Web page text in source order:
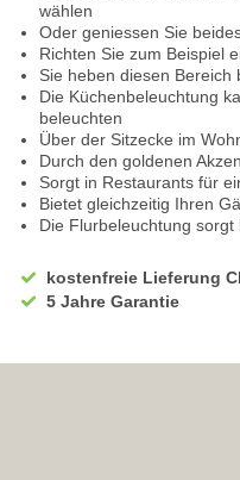
wählen
Oder geniessen Sie
Richten Sie zum Beispiel
Sie heben diesen Bereich
Die Küchenbeleuchtung
beleuchten
Über der Sitzecke im
Durch den goldenen
Sorgt in Restaurants für
Bietet gleichzeitig Ihren
Die Flurbeleuchtung
Setzen Sie gekonnt Licht
Die richtige Beleuchtung
Im Schlafzimmer schenkt
Leichte Steuerung über
Schaffen Sie eine
kostenfreie Lieferung
5 Jahre Garantie